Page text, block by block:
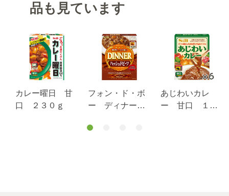
品も見ています
カレー曜日 甘
口 ２３０ｇ
フォン・ド・ボ
ー ディナーハ
フ ２００ｇ
あじわいカレ
ー 甘口 １７